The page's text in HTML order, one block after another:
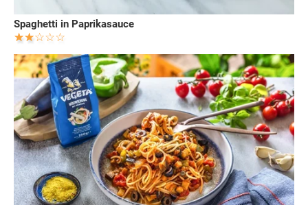
Spaghetti in Paprikasauce